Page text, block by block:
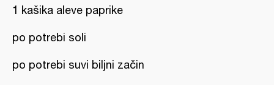
1 kašika aleve paprike
po potrebi soli
po potrebi suvi biljni začin